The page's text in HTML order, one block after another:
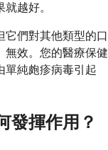
越好。
它們對其他類型的口
無效。您的醫療保健
單純皰疹病毒引起
發揮作用？